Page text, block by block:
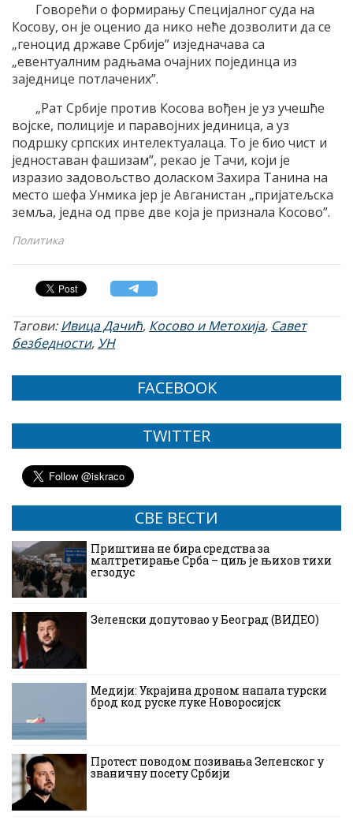
Говорећи о формирању Специјалног суда на
Косову, он је оценио да нико неће дозволити да се
„геноцид државе Србије” изједначава са
„евентуалним радњама очајних појединца из
заједнице потлачених”.
„Рат Србије против Косова вођен је уз учешће
војске, полиције и паравојних јединица, а уз
подршку српских интелектуалаца. То је био чист и
једноставан фашизам”, рекао је Тачи, који је
изразио задовољство доласком Захира Танина на
место шефа Унмика јер је Авганистан „пријатељска
земља, једна од прве две која је признала Косово”.
Политика
Тагови:Ивица Дачић, Косово и Метохија, Савет
безбедности,УН
FACEBOOK
TWITTER
СВЕ ВЕСТИ
Приштина не бира средства за
малтретирање Срба – циљ је њихов тихи
егзодус
Зеленски допутовао у Београд (ВИДЕО)
Медији: Украјина дроном напала турски
брод код руске луке Новоросијск
Протест поводом позивања Зеленског у
званичну посету Србији